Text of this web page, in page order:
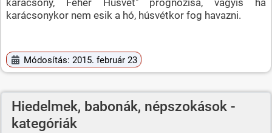
karácsonykor nem esik a hó, húsvétkor fog havazni.
Módosítás: 2015. február 23
Hiedelmek, babonák, népszokások -
kategóriák